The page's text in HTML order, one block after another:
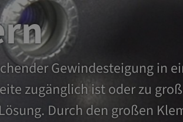
Gewindesteigung in
zugänglich ist oder zu
Durch den großen